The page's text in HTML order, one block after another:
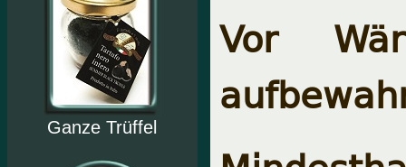
Ganze Trüffel
Vor